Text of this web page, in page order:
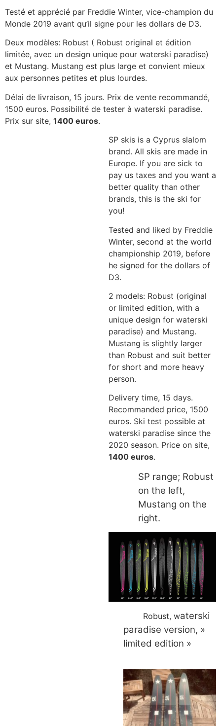
Testé et apprécié par Freddie Winter, vice-champion du
Monde 2019 avant qu’il signe pour les dollars de D3.
Deux modèles: Robust ( Robust original et édition
limitée, avec un design unique pour waterski paradise)
et Mustang. Mustang est plus large et convient mieux
aux personnes petites et plus lourdes.
Délai de livraison, 15 jours. Prix de vente recommandé,
1500 euros. Possibilité de tester à waterski paradise.
Prix sur site, 1400 euros.
SP skis is a Cyprus slalom
brand. All skis are made in
Europe. If you are sick to
pay us taxes and you want a
better quality than other
brands, this is the ski for
you!
Tested and liked by Freddie
Winter, second at the world
championship 2019, before
he signed for the dollars of
D3.
2 models: Robust (original
or limited edition, with a
unique design for waterski
paradise) and Mustang.
Mustang is slightly larger
than Robust and suit better
for short and more heavy
person.
Delivery time, 15 days.
Recommanded price, 1500
euros. Ski test possible at
waterski paradise since the
2020 season. Price on site,
1400 euros.
SP range; Robust
on the left,
Mustang on the
right.
Robust, waterski
paradise version, »
limited edition »